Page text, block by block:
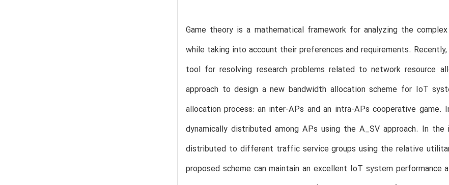
Game theory is a mathematical framework for analyzing the
while taking into account their preferences and requirements.
tool for resolving research problems related to network resource
approach to design a new bandwidth allocation scheme for IoT
allocation process: an inter-APs and an intra-APs cooperative
dynamically distributed among APs using the A_SV approach. In
distributed to different traffic service groups using the relative
proposed scheme can maintain an excellent IoT system